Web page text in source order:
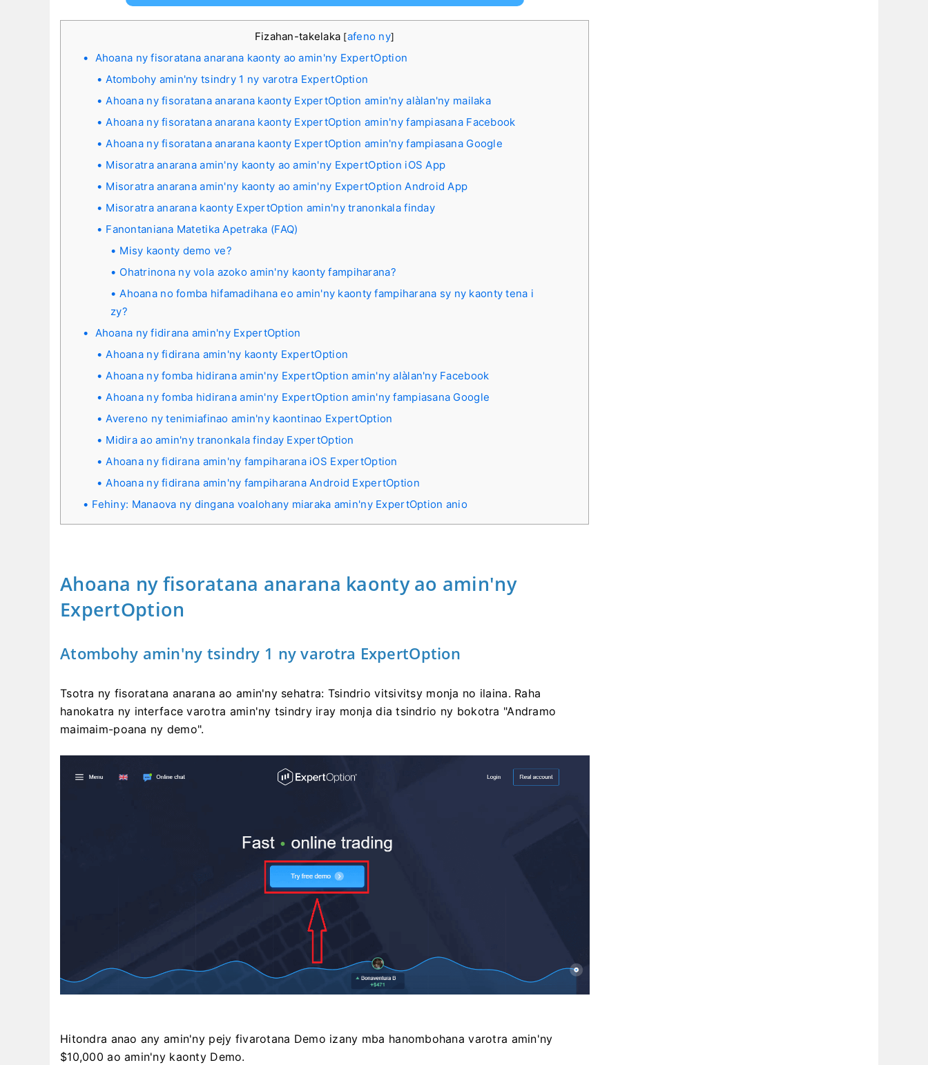
Fizahan-takelaka [afeno ny]
Ahoana ny fisoratana anarana kaonty ao amin'ny ExpertOption
Atombohy amin'ny tsindry 1 ny varotra ExpertOption
Ahoana ny fisoratana anarana kaonty ExpertOption amin'ny alàlan'ny mailaka
Ahoana ny fisoratana anarana kaonty ExpertOption amin'ny fampiasana Facebook
Ahoana ny fisoratana anarana kaonty ExpertOption amin'ny fampiasana Google
Misoratra anarana amin'ny kaonty ao amin'ny ExpertOption iOS App
Misoratra anarana amin'ny kaonty ao amin'ny ExpertOption Android App
Misoratra anarana kaonty ExpertOption amin'ny tranonkala finday
Fanontaniana Matetika Apetraka (FAQ)
Misy kaonty demo ve?
Ohatrinona ny vola azoko amin'ny kaonty fampiharana?
Ahoana no fomba hifamadihana eo amin'ny kaonty fampiharana sy ny kaonty tena i
zy?
Ahoana ny fidirana amin'ny ExpertOption
Ahoana ny fidirana amin'ny kaonty ExpertOption
Ahoana ny fomba hidirana amin'ny ExpertOption amin'ny alàlan'ny Facebook
Ahoana ny fomba hidirana amin'ny ExpertOption amin'ny fampiasana Google
Avereno ny tenimiafinao amin'ny kaontinao ExpertOption
Midira ao amin'ny tranonkala finday ExpertOption
Ahoana ny fidirana amin'ny fampiharana iOS ExpertOption
Ahoana ny fidirana amin'ny fampiharana Android ExpertOption
Fehiny: Manaova ny dingana voalohany miaraka amin'ny ExpertOption anio
Ahoana ny fisoratana anarana kaonty ao amin'ny
ExpertOption
Atombohy amin'ny tsindry 1 ny varotra ExpertOption
Tsotra ny fisoratana anarana ao amin'ny sehatra: Tsindrio vitsivitsy monja no ilaina. Raha
hanokatra ny interface varotra amin'ny tsindry iray monja dia tsindrio ny bokotra "Andramo
maimaim-poana ny demo".
Hitondra anao any amin'ny pejy fivarotana Demo izany mba hanombohana varotra amin'ny
$10,000 ao amin'ny kaonty Demo.